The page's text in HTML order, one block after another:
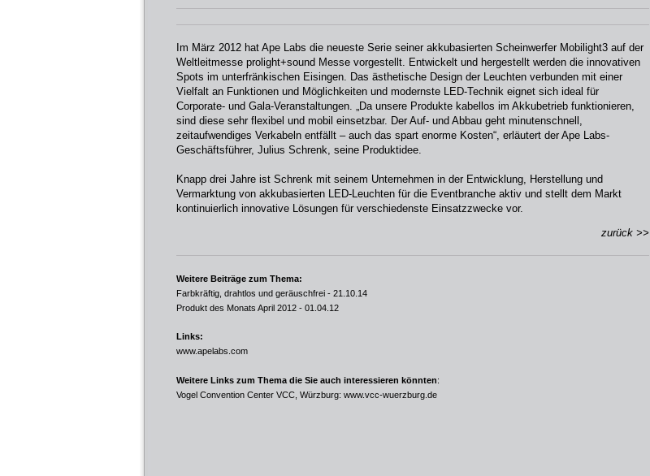
Im März 2012 hat Ape Labs die neueste Serie seiner akkubasierten Scheinwerfer Mobilight3 auf der
Weltleitmesse prolight+sound Messe vorgestellt. Entwickelt und hergestellt werden die innovativen
Spots im unterfränkischen Eisingen. Das ästhetische Design der Leuchten verbunden mit einer
Vielfalt an Funktionen und Möglichkeiten und modernste LED-Technik eignet sich ideal für
Corporate- und Gala-Veranstaltungen. „Da unsere Produkte kabellos im Akkubetrieb funktionieren,
sind diese sehr flexibel und mobil einsetzbar. Der Auf- und Abbau geht minutenschnell,
zeitaufwendiges Verkabeln entfällt – auch das spart enorme Kosten“, erläutert der Ape Labs-
Geschäftsführer, Julius Schrenk, seine Produktidee.
Knapp drei Jahre ist Schrenk mit seinem Unternehmen in der Entwicklung, Herstellung und
Vermarktung von akkubasierten LED-Leuchten für die Eventbranche aktiv und stellt dem Markt
kontinuierlich innovative Lösungen für verschiedenste Einsatzzwecke vor.
zurück >>
Weitere Beiträge zum Thema:
Farbkräftig, drahtlos und geräuschfrei - 21.10.14
Produkt des Monats April 2012 - 01.04.12
Links:
www.apelabs.com
Weitere Links zum Thema die Sie auch interessieren könnten:
Vogel Convention Center VCC, Würzburg: www.vcc-wuerzburg.de